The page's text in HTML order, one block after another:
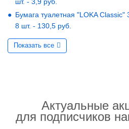
Бумага туалетная "LOKA
8 шт. - 130,5 руб.
Показать все
Актуальные
для подписчиков